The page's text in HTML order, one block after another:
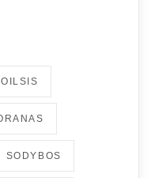
SODYBOS